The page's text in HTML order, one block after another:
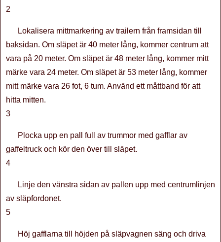
2
Lokalisera mittmarkering av trailern från framsidan till
baksidan. Om släpet är 40 meter lång, kommer centrum att
vara på 20 meter. Om släpet är 48 meter lång, kommer mitt
märke vara 24 meter. Om släpet är 53 meter lång, kommer
mitt märke vara 26 fot, 6 tum. Använd ett måttband för att
hitta mitten.
3
Plocka upp en pall full av trummor med gafflar av
gaffeltruck och kör den över till släpet.
4
Linje den vänstra sidan av pallen upp med centrumlinjen
av släpfordonet.
5
Höj gafflarna till höjden på släpvagnen säng och driva